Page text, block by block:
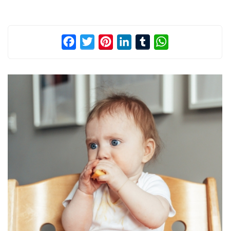
FacebookTwitterPinterestLinkedInTumblr